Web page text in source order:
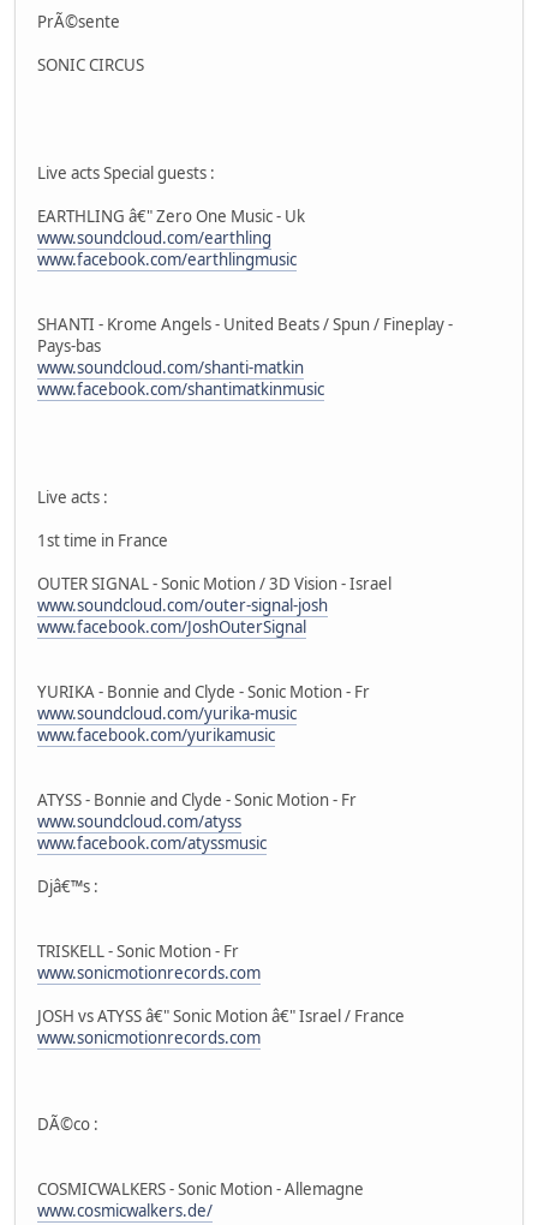
PrÃ©sente
SONIC CIRCUS
Live acts Special guests :
EARTHLING â€" Zero One Music - Uk
www.soundcloud.com/earthling
www.facebook.com/earthlingmusic
SHANTI - Krome Angels - United Beats / Spun / Fineplay -
Pays-bas
www.soundcloud.com/shanti-matkin
www.facebook.com/shantimatkinmusic
Live acts :
1st time in France
OUTER SIGNAL - Sonic Motion / 3D Vision - Israel
www.soundcloud.com/outer-signal-josh
www.facebook.com/JoshOuterSignal
YURIKA - Bonnie and Clyde - Sonic Motion - Fr
www.soundcloud.com/yurika-music
www.facebook.com/yurikamusic
ATYSS - Bonnie and Clyde - Sonic Motion - Fr
www.soundcloud.com/atyss
www.facebook.com/atyssmusic
Djâ€™s :
TRISKELL - Sonic Motion - Fr
www.sonicmotionrecords.com
JOSH vs ATYSS â€" Sonic Motion â€" Israel / France
www.sonicmotionrecords.com
DÃ©co :
COSMICWALKERS - Sonic Motion - Allemagne
www.cosmicwalkers.de/